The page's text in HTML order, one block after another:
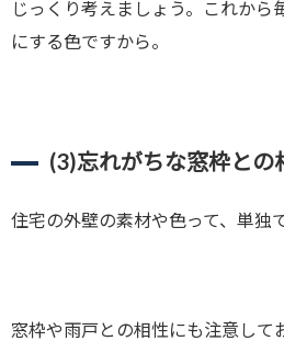
じっくり考えましょう。これから
にする色ですから。
(3)忘れがちな窓枠との
住宅の外壁の素材や色って、単独
窓枠や雨戸との相性にも注意して